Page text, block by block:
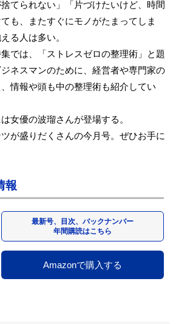
てられない」「片づけたいけど、時間
も、またすぐにモノがたまってしま
る人は多い。
では、「ストレスゼロの整理術」と題
ネスマンのために、経営者や専門家の
情報や頭も中の整理術も紹介してい
女優の波瑠さんが登場する。
が盛りだくさんの今月号。ぜひお手に
報
最新号、目次、バックナンバー
年間購読はこちら
Amazonで購入する